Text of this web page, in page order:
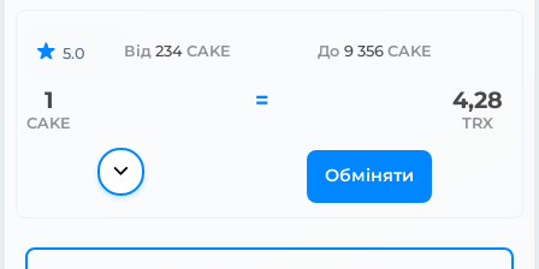
5.0 Від 234 CAKE До 9 356 CAKE
1
CAKE
= 4,28
TRX
Обміняти